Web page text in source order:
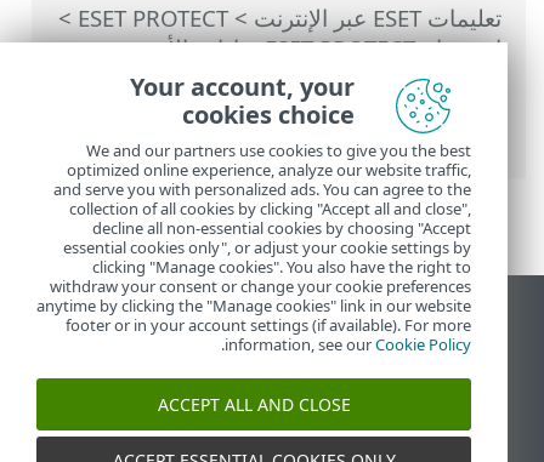
تعليمات ESET عبر الإنترنت >
ESET PROTECT
>
استخدام ‎ESET PROTECT
>إدارة الأجهزة
المحمولة عن طريق السحابة>أجهزة المحمول
المدارة
وإضافة اتصال Wi-Fi
عرض موقع سطح المكتب
End of Life
قاعدة معارف ESET
ESET Status Portal
Your account, your
cookies choice
We and our partners use cookies to give you the best
optimized online experience, analyze our website traffic,
and serve you with personalized ads. You can agree to the
collection of all cookies by clicking "Accept all and close",
decline all non-essential cookies by choosing "Accept
essential cookies only", or adjust your cookie settings by
clicking "Manage cookies". You also have the right to
withdraw your consent or change your cookie preferences
anytime by clicking the "Manage cookies" link in our website
footer or in your account settings (if available). For more
information, see ourCookie Policy
.
ACCEPT ALL AND CLOSE